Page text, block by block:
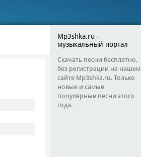
Mp3shka.ru -
музыкальный портал
Скачать песни бесплатно,
без регистрации на нашем
сайте Mp3shka.ru. Только
новые и самые
популярные песни этого
года.